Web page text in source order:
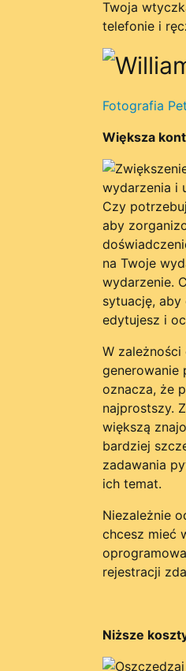
Twoja
telefonie i
Fotografia
Większa
wydarzenia i
Czy
aby
na Twoje
wydarzenie.
sytuację,
edytujesz i
W
generowanie
oznacza, że
najprostszy.
większą
bardziej
zadawania
ich temat.
Niezależnie
chcesz mieć
rejestracji
Niższe